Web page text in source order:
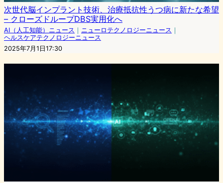
次世代脳インプラント技術、治療抵抗性うつ病に新たな希望
– クローズドループDBS実用化へ
AI（人工知能）ニュース ｜ ニューロテクノロジーニュース ｜
ヘルスケアテクノロジーニュース
2025年7月1日17:30